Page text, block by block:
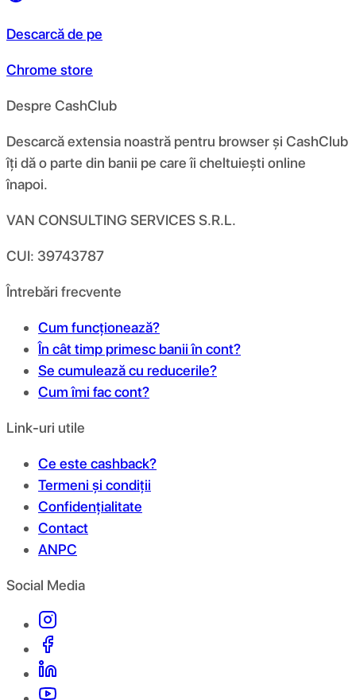
Descarcă de pe
Chrome store
Despre CashClub
Descarcă extensia noastră pentru browser și CashClub
îți dă o parte din banii pe care îi cheltuiești online
înapoi.
VAN CONSULTING SERVICES S.R.L.
CUI: 39743787
Întrebări frecvente
Cum funcționează?
În cât timp primesc banii în cont?
Se cumulează cu reducerile?
Cum îmi fac cont?
Link-uri utile
Ce este cashback?
Termeni și condiții
Confidențialitate
Contact
ANPC
Social Media